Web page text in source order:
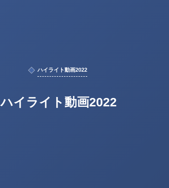
ハイライト動画2022
ハイライト動画2022